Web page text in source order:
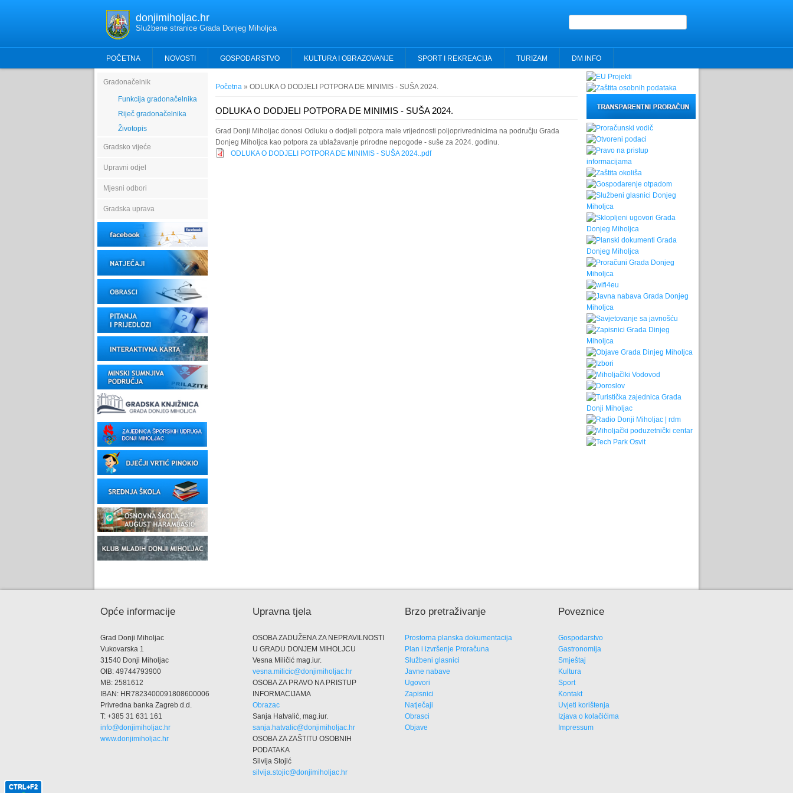
CTRL+F2
donjimiholjac.hr
Službene stranice Grada Donjeg Miholjca
Obrazac pretrage
POČETNA NOVOSTI GOSPODARSTVO KULTURA I OBRAZOVANJE SPORT I REKREACIJA TURIZAM DM INFO
Vi ste ovdje
Početna» ODLUKA O DODJELI POTPORA DE MINIMIS - SUŠA 2024.
ODLUKA O DODJELI POTPORA DE MINIMIS - SUŠA 2024.
Grad Donji Miholjac donosi Odluku o dodjeli potpora male vrijednosti poljoprivrednicima na području Grada
Donjeg Miholjca kao potpora za ublažavanje prirodne nepogode - suše za 2024. godinu.
ODLUKA O DODJELI POTPORA DE MINIMIS - SUŠA 2024..pdf
Gradonačelnik
Funkcija gradonačelnika
Riječ gradonačelnika
Životopis
Gradsko vijeće
Upravni odjel
Mjesni odbori
Gradska uprava
Opće informacije
Grad Donji Miholjac
Vukovarska 1
31540 Donji Miholjac
OIB: 49744793900
MB: 2581612
IBAN: HR7823400091808600006
Privredna banka Zagreb d.d.
T: +385 31 631 161
info@donjimiholjac.hr
www.donjimiholjac.hr
Upravna tjela
OSOBA ZADUŽENA ZA NEPRAVILNOSTI
U GRADU DONJEM MIHOLJCU
Vesna Miličić mag.iur.
vesna.milicic@donjimiholjac.hr
OSOBA ZA PRAVO NA PRISTUP
INFORMACIJAMA
Obrazac
Sanja Hatvalić, mag.iur.
sanja.hatvalic@donjimiholjac.hr
OSOBA ZA ZAŠTITU OSOBNIH
PODATAKA
Silvija Stojić
silvija.stojic@donjimiholjac.hr
Brzo pretraživanje
Prostorna planska dokumentacija
Plan i izvršenje Proračuna
Službeni glasnici
Javne nabave
Ugovori
Zapisnici
Natječaji
Obrasci
Objave
Poveznice
Gospodarstvo
Gastronomija
Smještaj
Kultura
Sport
Kontakt
Uvjeti korištenja
Izjava o kolačićima
Impressum